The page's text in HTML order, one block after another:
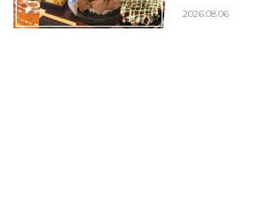
2026.08.06